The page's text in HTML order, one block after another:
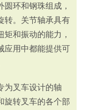
圆环和钢珠组成，
转。关节轴承具有
矩和振动的能力，
应用中都能提供可
为叉车设计的轴
旋转叉车的各个部